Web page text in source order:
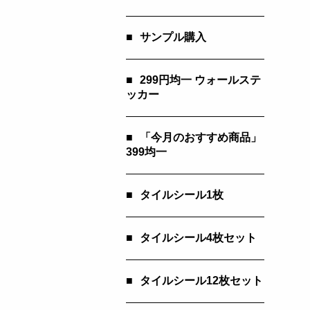
■ サンプル購入
■
299円均一 ウォールステ
ッカー
■
「今月のおすすめ商品」
399均一
■ タイルシール1枚
■ タイルシール4枚セット
■ タイルシール12枚セット